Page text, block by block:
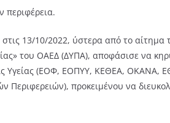
περιφέρεια.
13/10/2022, ύστερα από το αίτημα
του ΟΑΕΔ (ΔΥΠΑ), αποφάσισε να
Υγείας (ΕΟΦ, ΕΟΠΥΥ, ΚΕΘΕΑ, ΟΚΑΝΑ,
Περιφερειών), προκειμένου να